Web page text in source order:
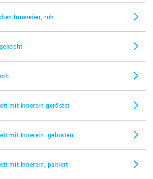
Innereien, roh
mit Innerein geröstet
mit Innerein, gebraten
mit Innerein, paniert